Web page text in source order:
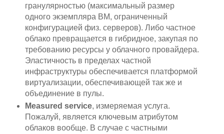
гранулярностью (максимальный размер
одного экземпляра ВМ, ограниченный
конфигурацией физ. серверов). Либо частное
облако превращается в гибридное, закупая по
требованию ресурсы у облачного провайдера.
Эластичность в пределах частной
инфраструктуры обеспечивается платформой
виртуализации, обеспечивающей так же и
объединение в пулы.
Measured service, измеряемая услуга.
Пожалуй, является ключевым атрибутом
облаков вообще. В случае с частными